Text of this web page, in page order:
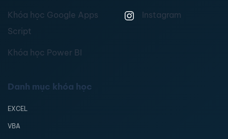
Khóa học Google Apps
Script
Khóa học Power BI
Instagram
Danh mục khóa học
EXCEL
VBA